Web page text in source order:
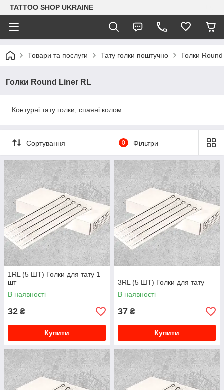
TATTOO SHOP UKRAINE
Товари та послуги Тату голки поштучно Голки
Голки Round Liner RL
Контурні тату голки, спаяні колом.
Сортування 0 Фільтри
1RL (5 ШТ) Голки для тату 1
шт
В наявності
32 ₴
Купити
3RL (5 ШТ) Голки для тату
В наявності
37 ₴
Купити